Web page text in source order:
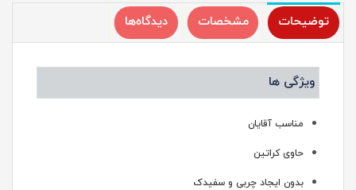
توضیحات مشخصات دیدگاه‌ها
ویژگی ها
مناسب آقایان
حاوی کراتین
بدون ایجاد چربی و سفیدک